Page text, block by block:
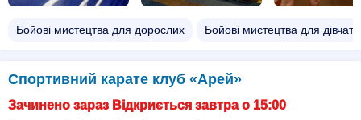
Бойові мистецтва для дорослих Бойові мистецтва для дівчат
Спортивний карате клуб «Арей»
Зачинено зараз Відкриється завтра о 15:00